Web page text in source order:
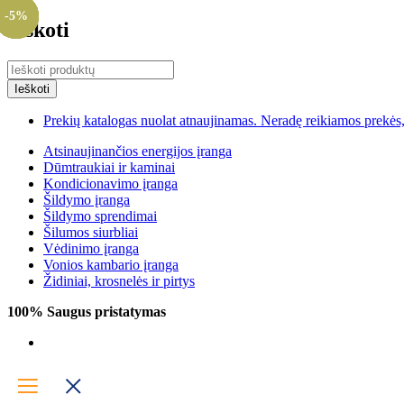
Ieškoti
Prekių katalogas nuolat atnaujinamas. Neradę reikiamos
Atsinaujinančios energijos įranga
Dūmtraukiai ir kaminai
Kondicionavimo įranga
Šildymo įranga
Šildymo sprendimai
Šilumos siurbliai
Vėdinimo įranga
Vonios kambario įranga
Židiniai, krosnelės ir pirtys
100% Saugus pristatymas
-10%
-5%
-13%
-10%
-5%
-10%
-5%
-5%
-5%
-5%
-13%
-5%